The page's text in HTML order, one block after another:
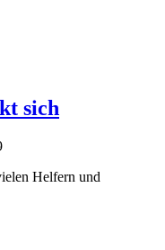
sich
Helfern und